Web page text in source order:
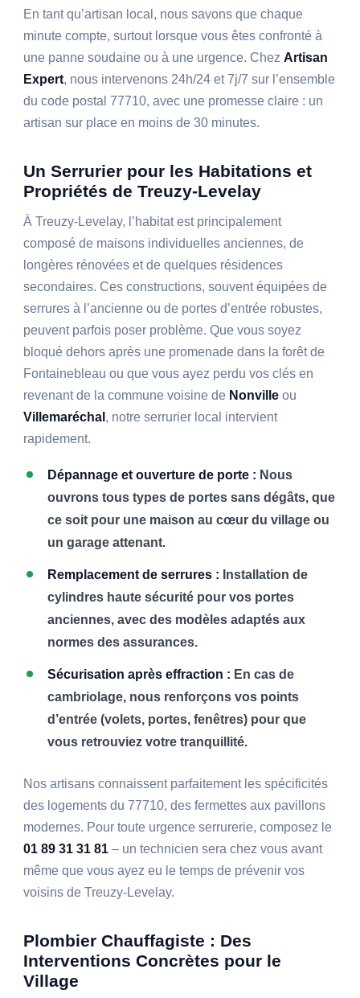
En tant qu’artisan local, nous savons que chaque
minute compte, surtout lorsque vous êtes confronté à
une panne soudaine ou à une urgence. ChezArtisan
Expert, nous intervenons 24h/24 et 7j/7 sur l’ensemble
du code postal 77710, avec une promesse claire : un
artisan sur place en moins de 30 minutes.
Un Serrurier pour les Habitations et
Propriétés de Treuzy-Levelay
À Treuzy-Levelay, l’habitat est principalement
composé de maisons individuelles anciennes, de
longères rénovées et de quelques résidences
secondaires. Ces constructions, souvent équipées de
serrures à l’ancienne ou de portes d’entrée robustes,
peuvent parfois poser problème. Que vous soyez
bloqué dehors après une promenade dans la forêt de
Fontainebleau ou que vous ayez perdu vos clés en
revenant de la commune voisine de Nonville ou
Villemaréchal , notre serrurier local intervient
rapidement.
Dépannage et ouverture de porte : Nous
ouvrons tous types de portes sans dégâts, que
ce soit pour une maison au cœur du village ou
un garage attenant.
Remplacement de serrures : Installation de
cylindres haute sécurité pour vos portes
anciennes, avec des modèles adaptés aux
normes des assurances.
Sécurisation après effraction : En cas de
cambriolage, nous renforçons vos points
d’entrée (volets, portes, fenêtres) pour que
vous retrouviez votre tranquillité.
Nos artisans connaissent parfaitement les spécificités
des logements du 77710, des fermettes aux pavillons
modernes. Pour toute urgence serrurerie, composez le
01 89 31 31 81 – un technicien sera chez vous avant
même que vous ayez eu le temps de prévenir vos
voisins de Treuzy-Levelay.
Plombier Chauffagiste : Des
Interventions Concrètes pour le
Village